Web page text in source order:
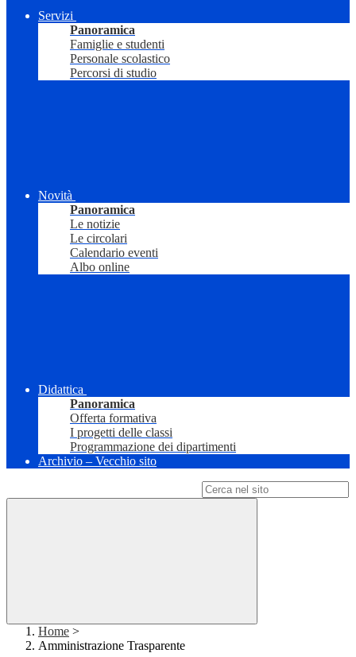
Servizi
Panoramica
Famiglie e studenti
Personale scolastico
Percorsi di studio
Novità
Panoramica
Le notizie
Le circolari
Calendario eventi
Albo online
Didattica
Panoramica
Offerta formativa
I progetti delle classi
Programmazione dei dipartimenti
Archivio – Vecchio sito
Home >
Amministrazione Trasparente